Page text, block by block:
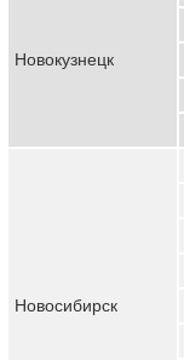
Новокузнецк
Новосибирск